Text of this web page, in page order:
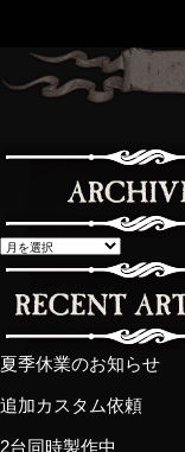
夏季休業のお知らせ
追加カスタム依頼
2台同時製作中